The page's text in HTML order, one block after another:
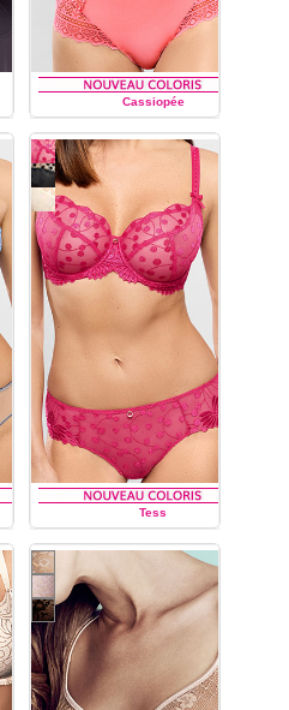
Cassiopée
EMPREINTE
Tess
EMPREINTE